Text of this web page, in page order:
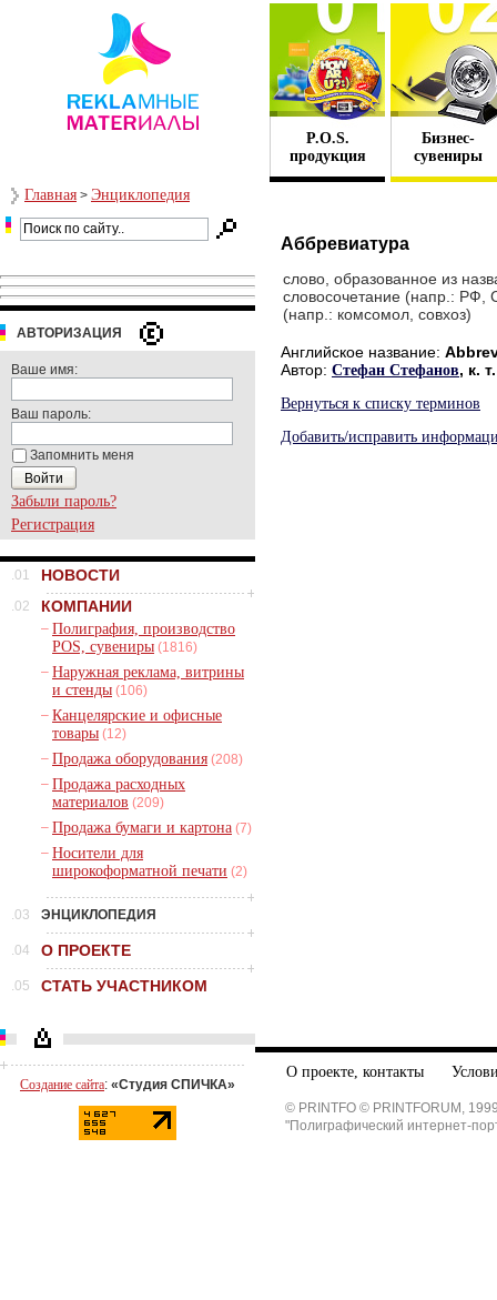
P.O.S.
продукция
Бизнес-
сувениры
Главная > Энциклопедия
АВТОРИЗАЦИЯ
Ваше имя:
Ваш пароль:
Запомнить меня
Забыли пароль?
Регистрация
.01 НОВОСТИ
.02 КОМПАНИИ
– Полиграфия, производство
POS, сувениры (1816)
– Наружная реклама, витрины
и стенды (106)
– Канцелярские и офисные
товары (12)
– Продажа оборудования (208)
– Продажа расходных
материалов (209)
– Продажа бумаги и картона (7)
– Носители для
широкоформатной печати (2)
.03 ЭНЦИКЛОПЕДИЯ
.04 О ПРОЕКТЕ
.05 СТАТЬ УЧАСТНИКОМ
Создание сайта: «Студия СПИЧКА»
Аббревиатура
слово, образованное из
словосочетание (напр.: РФ,
(напр.: комсомол, совхоз)
Английское название:
Автор: Стефан Стефанов, к.
Вернуться к списку терминов
Добавить/исправить
О проекте, контакты
© PRINTFO © PRINTFORUM,
"Полиграфический интернет-